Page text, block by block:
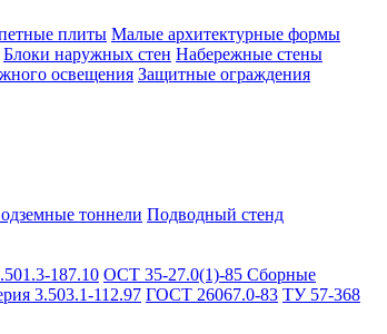
плиты Малые архитектурные формы
Блоки наружных стен Набережные стены
освещения Защитные ограждения
тоннели Подводный стенд
187.10 ОСТ 35-27.0(1)-85 Сборные
3.503.1-112.97 ГОСТ 26067.0-83 ТУ 57-368